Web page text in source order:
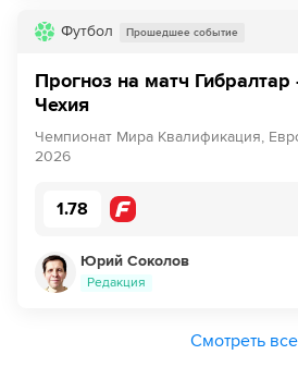
Футбол Прошедшее событие
Прогноз на матч Гибралтар
Чехия
Чемпионат Мира Квалификация,
2026
1.78
Юрий Соколов
Редакция
Смотреть все